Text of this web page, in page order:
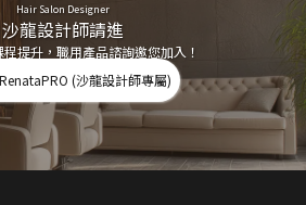
Hair Salon Designer
沙龍設計師請進
提升，職用產品諮詢邀您加入！
(沙龍設計師專屬)